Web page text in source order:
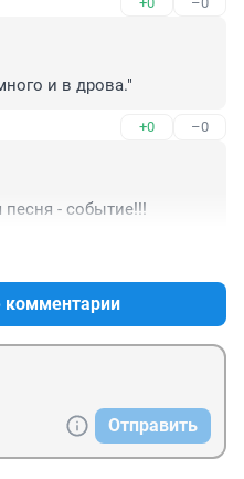
и в дрова."
+0 –0
- событие!!!
комментарии
Отправить